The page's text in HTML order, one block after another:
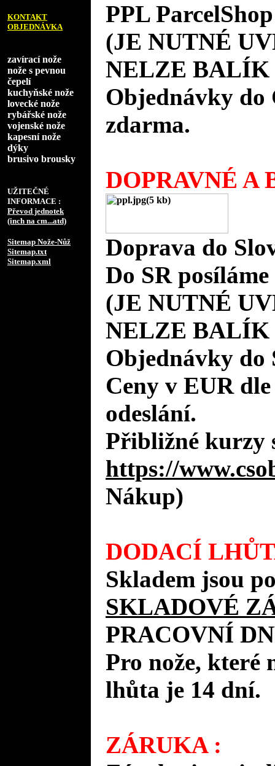
KONTAKT
OBJEDNÁVKA
zavírací nože
nože s pevnou
čepelí
kuchyňské nože
lovecké nože
rybářské nože
vojenské nože
kapesní nože
dýky
brusivo brousky
UŽITEČNÉ
INFORMACE :
Převod jednotek
(inch na cm...atd)
Sitemap Nože-Nůž
Sitemap.txt
Sitemap.xml
PPL
(JE NUTNÉ
NELZE BALÍK
Objednávky do
zdarma.
DOPRAVNÉ A
Doprava do
Do SR
(JE NUTNÉ
NELZE BALÍK
Objednávky do
Ceny v EUR
odeslání.
Přibližné kurzy
https://
Nákup)
DODACÍ
Skladem jsou
SKLADOVÉ
PRACOVNÍ
Pro nože, které
lhůta je 14 dní.
ZÁRUKA :